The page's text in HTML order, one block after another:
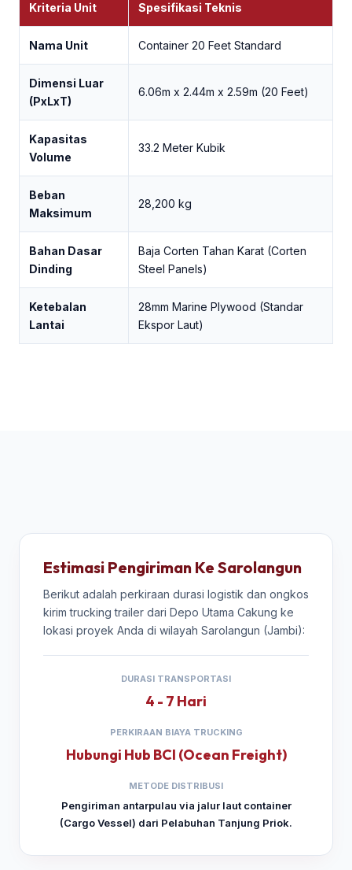
Kriteria Unit Spesifikasi Teknis
Nama Unit Container 20 Feet Standard
Dimensi Luar
(PxLxT)
6.06m x 2.44m x 2.59m (20 Feet)
Kapasitas
Volume
33.2 Meter Kubik
Beban
Maksimum
28,200 kg
Bahan Dasar
Dinding
Baja Corten Tahan Karat (Corten
Steel Panels)
Ketebalan
Lantai
28mm Marine Plywood (Standar
Ekspor Laut)
Estimasi Pengiriman Ke Sarolangun
Berikut adalah perkiraan durasi logistik dan ongkos
kirim trucking trailer dari Depo Utama Cakung ke
lokasi proyek Anda di wilayah Sarolangun (Jambi):
DURASI TRANSPORTASI
4 - 7 Hari
PERKIRAAN BIAYA TRUCKING
Hubungi Hub BCI (Ocean Freight)
METODE DISTRIBUSI
Pengiriman antarpulau via jalur laut container
(Cargo Vessel) dari Pelabuhan Tanjung Priok.